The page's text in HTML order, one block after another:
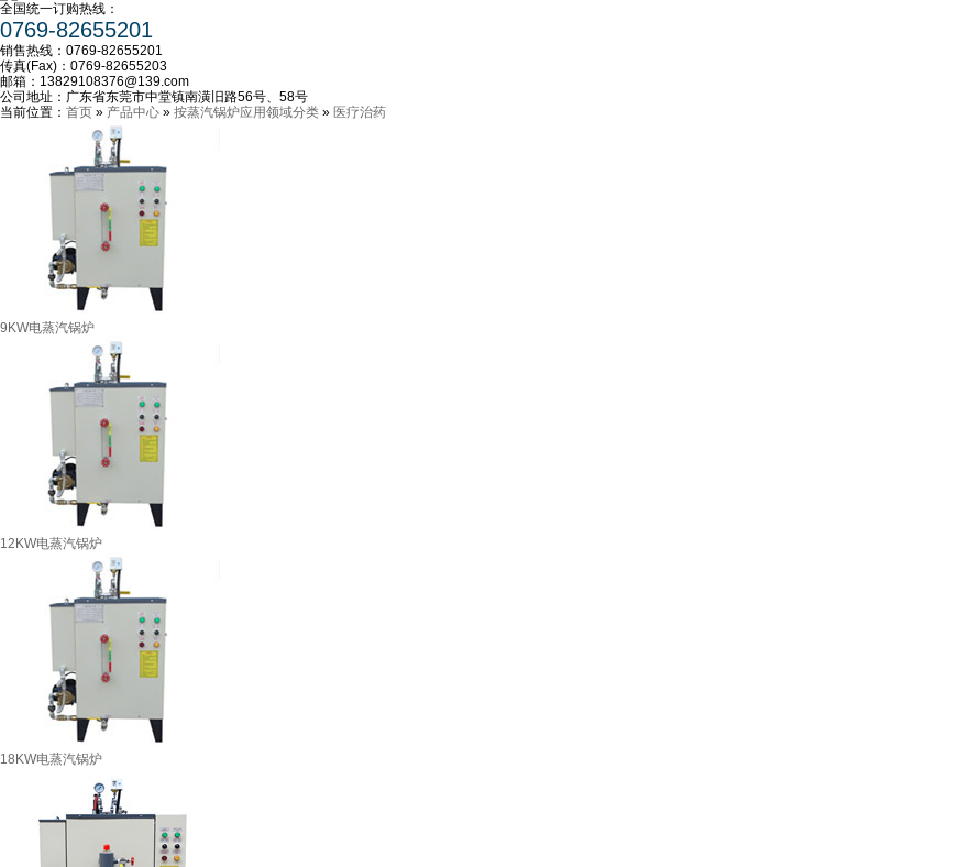
全国统一订购热线：
0769-82655201
销售热线： 0769-82655201
传真(Fax)： 0769-82655203
邮箱： 13829108376@139.com
公司地址： 广东省东莞市中堂镇南潢旧路56号、58号
当前位置： 首页 » 产品中心 » 按蒸汽锅炉应用领域分类 » 医疗治药
9KW电蒸汽锅炉
12KW电蒸汽锅炉
18KW电蒸汽锅炉